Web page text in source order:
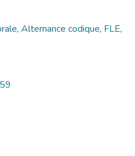
, Alternance codique, FLE,